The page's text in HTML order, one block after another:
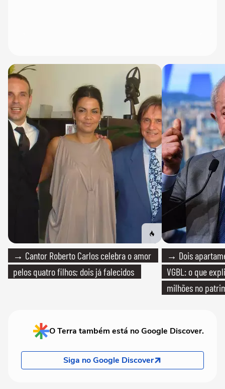
→ Cantor Roberto Carlos celebra o amor
pelos quatro filhos; dois já falecidos
→ Dois
VGBL: o que
milhões no
O Terra também está no Google Discover.
Siga no Google Discover